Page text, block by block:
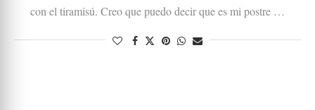
con el tiramisú. Creo que puedo decir que es mi postre …